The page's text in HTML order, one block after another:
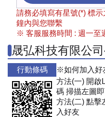
請務必填寫有星號(*) 標
鐘內與您聯繫
※ 客服服務時間 : 週一至
晟弘科技有限公
行動條碼
※如何加入好
方法(一) 開啟
碼 掃描左圖
方法(二) 點擊
入好友